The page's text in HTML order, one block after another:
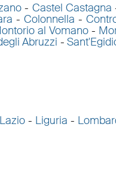
- Castel Castagna
- Colonnella -
al Vomano -
Abruzzi -
Lazio- Liguria -